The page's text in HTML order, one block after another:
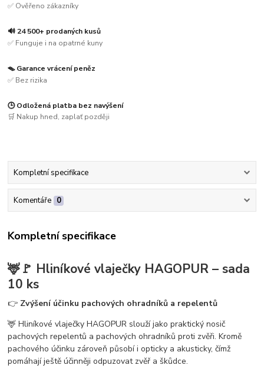
✅ Ověřeno zákazníky
🔊 24 500+ prodaných kusů
✅ Funguje i na opatrné kuny
🪤 Garance vrácení peněz
✅ Bez rizika
🕒 Odložená platba bez navýšení
🛒 Nakup hned, zaplať později
Kompletní specifikace
Komentáře 0
Kompletní specifikace
🦌🚩 Hliníkové vlaječky HAGOPUR – sada
10 ks
👉 Zvýšení účinku pachových ohradníků a repelentů
🦌 Hliníkové vlaječky HAGOPUR slouží jako praktický nosič
pachových repelentů a pachových ohradníků proti zvěři. Kromě
pachového účinku zároveň působí i opticky a akusticky, čímž
pomáhají ještě účinněji odpuzovat zvěř a škůdce.